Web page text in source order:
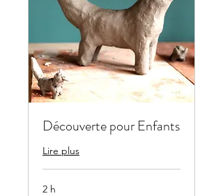
Découverte pour Enfants
Lire plus
2 h